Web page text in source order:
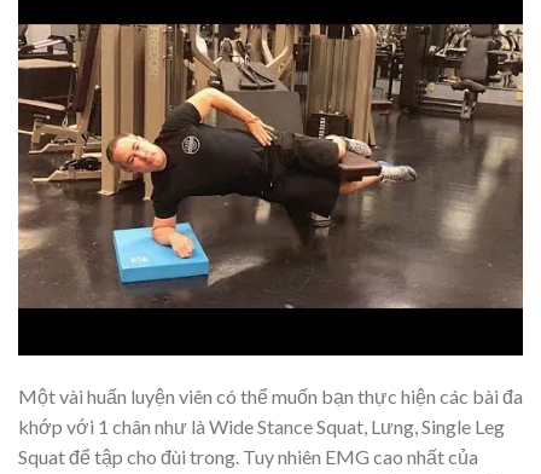
Một vài huấn luyện viên có thể muốn bạn thực hiện các bài đa
khớp với 1 chân như là Wide Stance Squat, Lưng, Single Leg
Squat để tập cho đùi trong. Tuy nhiên EMG cao nhất của